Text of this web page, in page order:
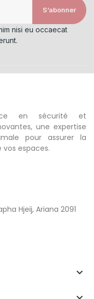
S’abonner
nisi eu occaecat
en sécurité et
une expertise
pour assurer la
espaces.
Hjeij, Ariana 2091
